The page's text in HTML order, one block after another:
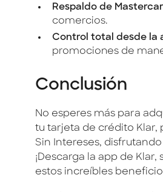
Respaldo de
comercios.
Control total desde la
promociones de
Conclusión
No esperes más para
tu tarjeta de crédito Klar,
Sin Intereses,
¡Descarga la app de
estos increíbles